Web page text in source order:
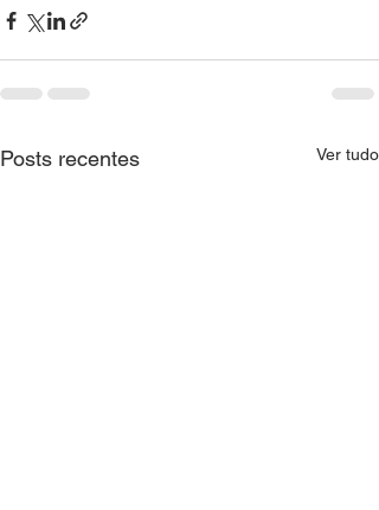
Posts recentes Ver tudo